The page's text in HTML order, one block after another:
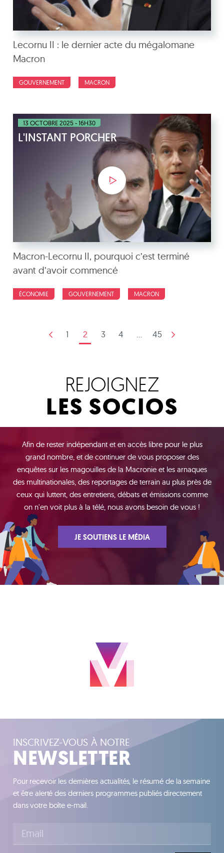
Lecornu II : le dernier acte du mégalomane
Macron
GOUVERNEMENT MACRON
13 OCTOBRE 2025 - 16H30
L'INSTANT PORCHER
Macron-Lecornu II, pourquoi c’est terminé
avant d’avoir commencé
ÉCONOMIE GOUVERNEMENT MACRON
1 2 3 4 45
REJOIGNEZ
LES SOCIOS
Afin de rester indépendant et en accès libre pour le plus
grand nombre, et de continuer de vous proposer des
enquêtes sur les magouilles de la Macronie et les arnaques
des multinationales, des reportages de terrain au plus près de
ceux qui luttent, des entretiens, débats et émissions comme
on n'en voit plus à la télé, nous avons besoin de vous !
JE SOUTIENS LE MÉDIA
INSCRIVEZ-VOUS À NOTRE
NEWSLETTER
Pour recevoir les dernières actualités, le résumé de la semaine
et être alerté des derniers programmes publiés directement
dans votre boîte e-mail.